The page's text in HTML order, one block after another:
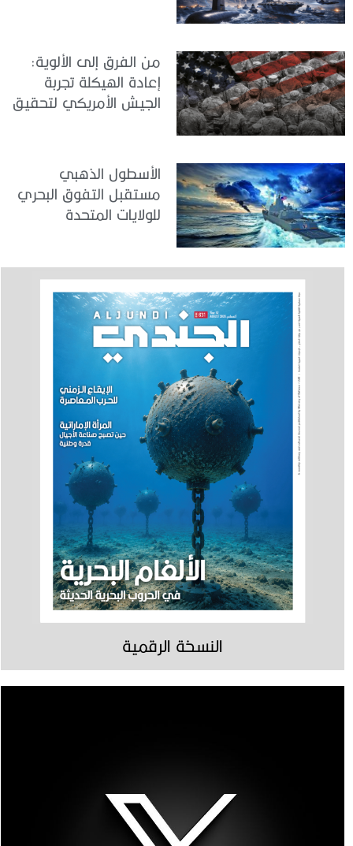
من الفرق إلى الألوية:
إعادة الهيكلة تجربة
الجيش الأمريكي لتحقيق
الأسطول الذهبي
مستقبل التفوق البحري
للولايات المتحدة
النسخة الرقمية